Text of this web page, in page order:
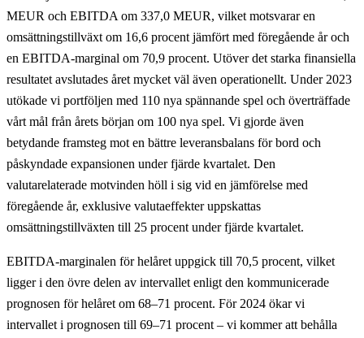
MEUR och EBITDA om 337,0 MEUR, vilket motsvarar en
omsättningstillväxt om 16,6 procent jämfört med föregående år och
en EBITDA-marginal om 70,9 procent. Utöver det starka finansiella
resultatet avslutades året mycket väl även operationellt. Under 2023
utökade vi portföljen med 110 nya spännande spel och överträffade
vårt mål från årets början om 100 nya spel. Vi gjorde även
betydande framsteg mot en bättre leveransbalans för bord och
påskyndade expansionen under fjärde kvartalet. Den
valutarelaterade motvinden höll i sig vid en jämförelse med
föregående år, exklusive valutaeffekter uppskattas
omsättningstillväxten till 25 procent under fjärde kvartalet.
EBITDA-marginalen för helåret uppgick till 70,5 procent, vilket
ligger i den övre delen av intervallet enligt den kommunicerade
prognosen för helåret om 68–71 procent. För 2024 ökar vi
intervallet i prognosen till 69–71 procent – vi kommer att behålla